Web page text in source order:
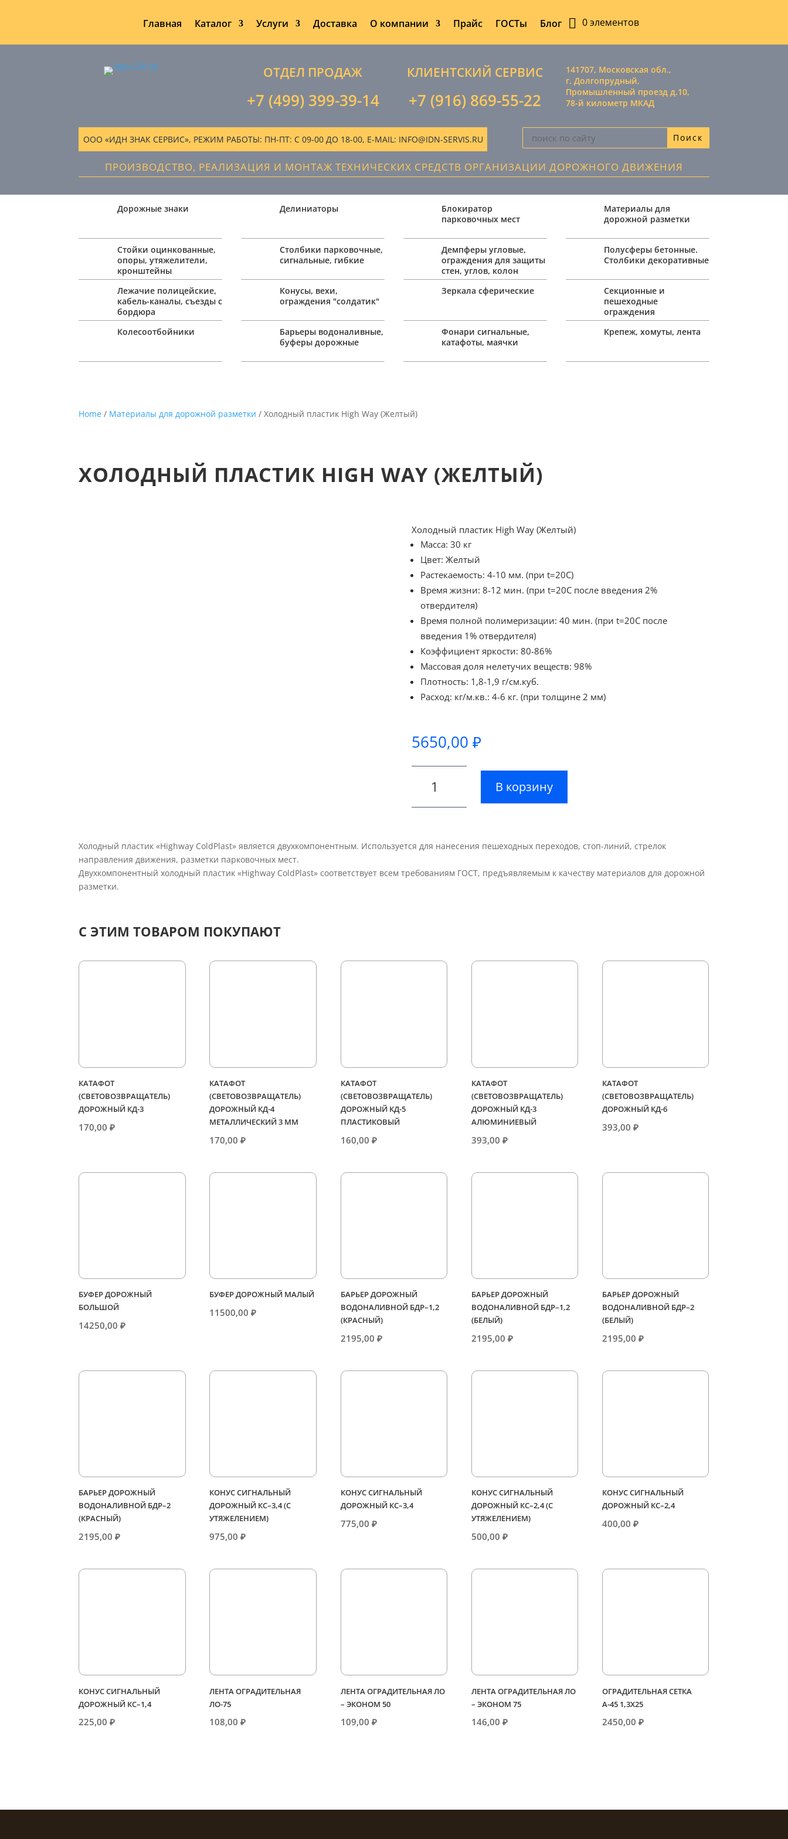
Главная Каталог Услуги Доставка О компании Прайс ГОСТы Блог 0 элементов
ОТДЕЛ ПРОДАЖ
+7 (499) 399-39-14
КЛИЕНТСКИЙ СЕРВИС
+7 (916) 869-55-22
141707, Московская обл.,
г. Долгопрудный,
Промышленный проезд д.10,
78-й километр МКАД
ООО «ИДН ЗНАК СЕРВИС», РЕЖИМ РАБОТЫ: ПН-ПТ: С 09-00 ДО 18-00, E-MAIL: INFO@IDN-SERVIS.RU
ПРОИЗВОДСТВО, РЕАЛИЗАЦИЯ И МОНТАЖ ТЕХНИЧЕСКИХ СРЕДСТВ ОРГАНИЗАЦИИ ДОРОЖНОГО ДВИЖЕНИЯ
Дорожные знаки
Стойки оцинкованные,
опоры, утяжелители,
кронштейны
Лежачие полицейские,
кабель-каналы, съезды с
бордюра
Колесоотбойники
Делиниаторы
Столбики парковочные,
сигнальные, гибкие
Конусы, вехи,
ограждения "солдатик"
Барьеры водоналивные,
буферы дорожные
Блокиратор
парковочных мест
Демпферы угловые,
ограждения для защиты
стен, углов, колон
Зеркала сферические
Фонари сигнальные,
катафоты, маячки
Материалы для
дорожной разметки
Полусферы бетонные.
Столбики декоративные
Секционные и
пешеходные
ограждения
Крепеж, хомуты, лента
Home / Материалы для дорожной разметки / Холодный пластик High Way (Желтый)
ХОЛОДНЫЙ ПЛАСТИК HIGH WAY (ЖЕЛТЫЙ)
Холодный пластик High Way (Желтый)
Масса: 30 кг
Цвет: Желтый
Растекаемость: 4-10 мм. (при t=20С)
Время жизни: 8-12 мин. (при t=20С после введения 2%
отвердителя)
Время полной полимеризации: 40 мин. (при t=20С после
введения 1% отвердителя)
Коэффициент яркости: 80-86%
Массовая доля нелетучих веществ: 98%
Плотность: 1,8-1,9 г/см.куб.
Расход: кг/м.кв.: 4-6 кг. (при толщине 2 мм)
5650,00 ₽
товара
(Желтый)
В корзину
Холодный пластик «Highway ColdPlast» является двухкомпонентным. Используется для нанесения пешеходных переходов, стоп-линий, стрелок
направления движения, раз­метки парковочных мест.
Двухкомпонентный холодный пластик «Highway ColdPlast» соответствует всем требованиям ГОСТ, предъявляемым к качеству материалов для дорожной
разметки.
С ЭТИМ ТОВАРОМ ПОКУПАЮТ
КАТАФОТ
(СВЕТОВОЗВРАЩАТЕЛЬ)
ДОРОЖНЫЙ КД-3
170,00₽
КАТАФОТ
(СВЕТОВОЗВРАЩАТЕЛЬ)
ДОРОЖНЫЙ КД-4
МЕТАЛЛИЧЕСКИЙ 3 ММ
170,00₽
КАТАФОТ
(СВЕТОВОЗВРАЩАТЕЛЬ)
ДОРОЖНЫЙ КД-5
ПЛАСТИКОВЫЙ
160,00 ₽
КАТАФОТ
(СВЕТОВОЗВРАЩАТЕЛЬ)
ДОРОЖНЫЙ КД-3
АЛЮМИНИЕВЫЙ
393,00 ₽
КАТАФОТ
(СВЕТОВОЗВРАЩАТЕЛЬ)
ДОРОЖНЫЙ КД-6
393,00 ₽
БУФЕР ДОРОЖНЫЙ
БОЛЬШОЙ
14250,00₽
БУФЕР ДОРОЖНЫЙ МАЛЫЙ
11500,00₽
БАРЬЕР ДОРОЖНЫЙ
ВОДОНАЛИВНОЙ БДР–1,2
(КРАСНЫЙ)
2195,00 ₽
БАРЬЕР ДОРОЖНЫЙ
ВОДОНАЛИВНОЙ БДР–1,2
(БЕЛЫЙ)
2195,00 ₽
БАРЬЕР ДОРОЖНЫЙ
ВОДОНАЛИВНОЙ БДР–2
(БЕЛЫЙ)
2195,00 ₽
БАРЬЕР ДОРОЖНЫЙ
ВОДОНАЛИВНОЙ БДР–2
(КРАСНЫЙ)
2195,00₽
КОНУС СИГНАЛЬНЫЙ
ДОРОЖНЫЙ КС–3,4 (С
УТЯЖЕЛЕНИЕМ)
975,00₽
КОНУС СИГНАЛЬНЫЙ
ДОРОЖНЫЙ КС–3,4
775,00 ₽
КОНУС СИГНАЛЬНЫЙ
ДОРОЖНЫЙ КС–2,4 (С
УТЯЖЕЛЕНИЕМ)
500,00 ₽
КОНУС СИГНАЛЬНЫЙ
ДОРОЖНЫЙ КС–2,4
400,00 ₽
КОНУС СИГНАЛЬНЫЙ
ДОРОЖНЫЙ КС–1,4
225,00₽
ЛЕНТА ОГРАДИТЕЛЬНАЯ
ЛО-75
108,00₽
ЛЕНТА ОГРАДИТЕЛЬНАЯ ЛО
– ЭКОНОМ 50
109,00 ₽
ЛЕНТА ОГРАДИТЕЛЬНАЯ ЛО
– ЭКОНОМ 75
146,00 ₽
ОГРАДИТЕЛЬНАЯ СЕТКА
А-45 1,3Х25
2450,00 ₽